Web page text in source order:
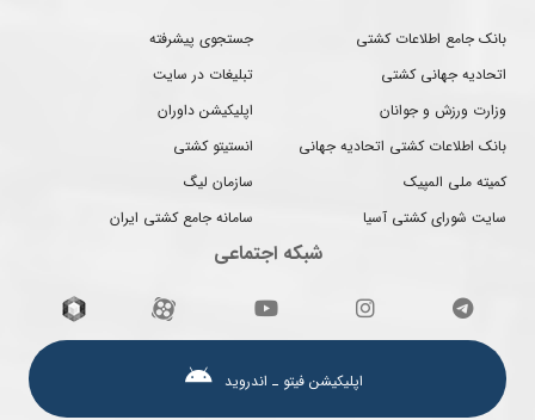
بانک جامع اطلاعات کشتی
اتحادیه جهانی کشتی
وزارت ورزش و جوانان
بانک اطلاعات کشتی اتحادیه جهانی
کمیته ملی المپیک
سایت شورای کشتی آسیا
جستجوی پیشرفته
تبلیغات در سایت
اپلیکیشن داوران
انستیتو کشتی
سازمان لیگ
سامانه جامع کشتی ایران
شبکه اجتماعی
اپلیکیشن فیتو ـ اندروید